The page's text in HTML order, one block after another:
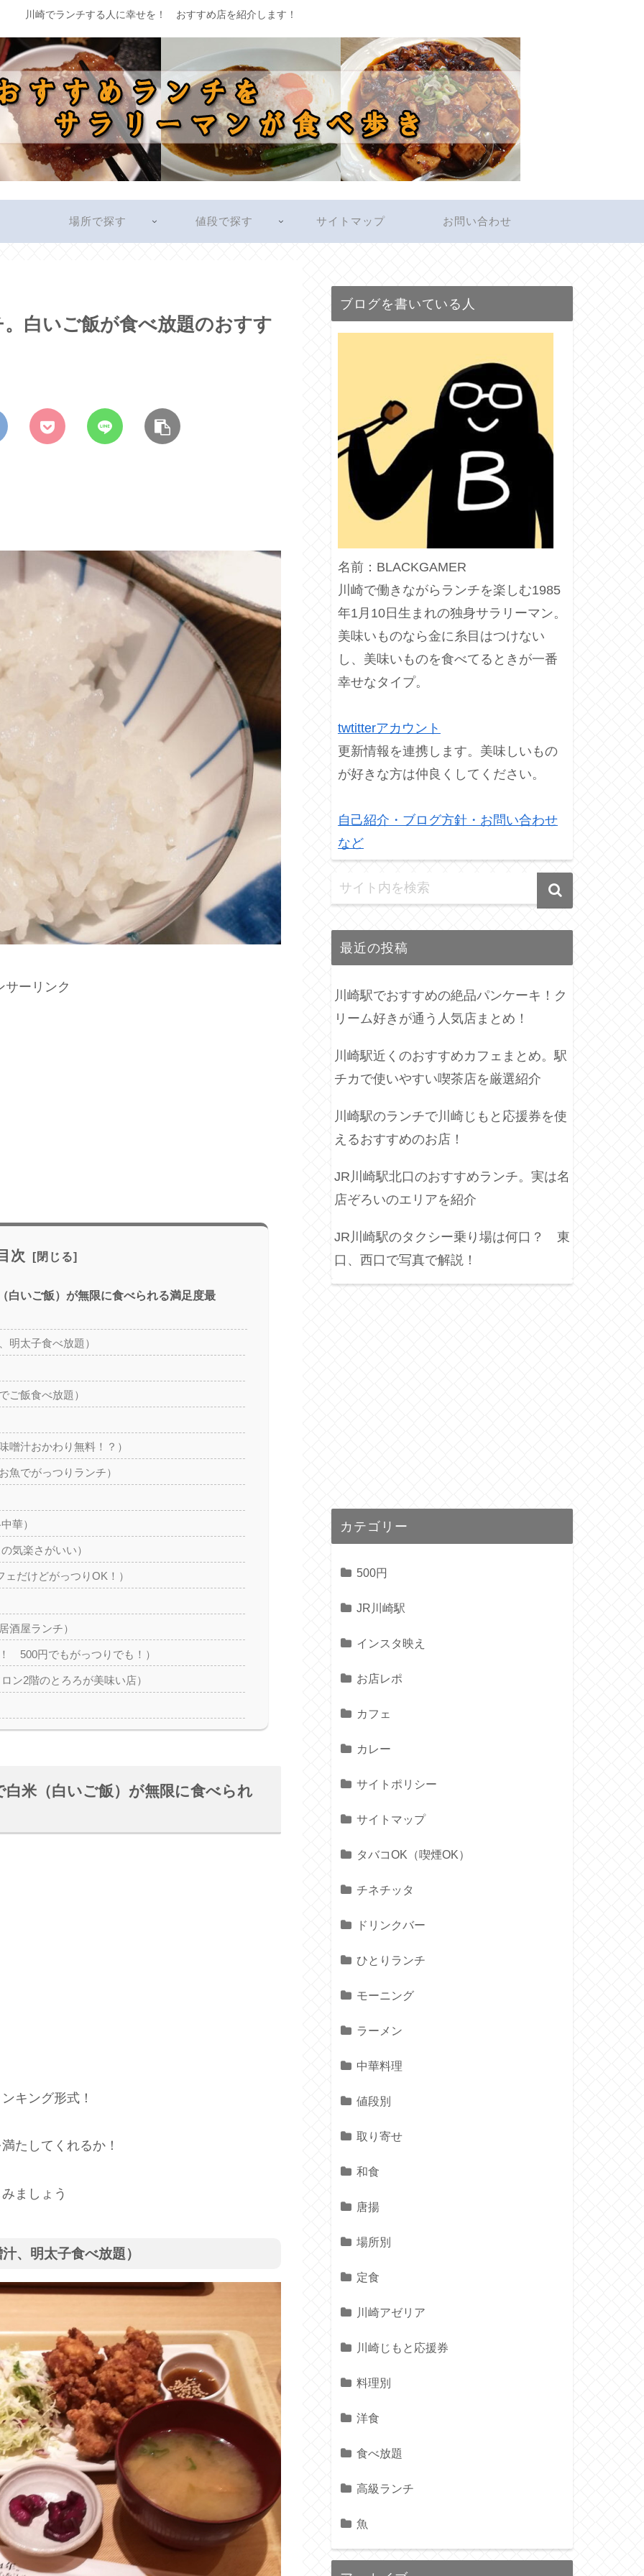
川崎でランチする人に幸せを！ おすすめ店を紹介します！
場所で探す 値段で探す サイトマップ お問い合わせ
白いご飯が食べ放題のおすす
サーリンク
次
白いご飯）が無限に食べられる満足度最
明太子食べ放題）
ご飯食べ放題）
噌汁おかわり無料！？）
魚でがっつりランチ）
華）
気楽さがいい）
だけどがっつりOK！）
酒屋ランチ）
500円でもがっつりでも！）
ン2階のとろろが美味い店）
米（白いご飯）が無限に食べられ
キング形式！
たしてくれるか！
ましょう
、明太子食べ放題）
ブログを書いている人
名前：BLACKGAMER
川崎で働きながらランチを楽しむ1985
年1月10日生まれの独身サラリーマン。
美味いものなら金に糸目はつけない
し、美味いものを食べてるときが一番
幸せなタイプ。
twtitterアカウント
更新情報を連携します。美味しいもの
が好きな方は仲良くしてください。
自己紹介・ブログ方針・お問い合わせ
など
最近の投稿
川崎駅でおすすめの絶品パンケーキ！ク
リーム好きが通う人気店まとめ！
川崎駅近くのおすすめカフェまとめ。駅
チカで使いやすい喫茶店を厳選紹介
川崎駅のランチで川崎じもと応援券を使
えるおすすめのお店！
JR川崎駅北口のおすすめランチ。実は名
店ぞろいのエリアを紹介
JR川崎駅のタクシー乗り場は何口？ 東
口、西口で写真で解説！
カテゴリー
500円
JR川崎駅
インスタ映え
お店レポ
カフェ
カレー
サイトポリシー
サイトマップ
タバコOK（喫煙OK）
チネチッタ
ドリンクバー
ひとりランチ
モーニング
ラーメン
中華料理
値段別
取り寄せ
和食
唐揚
場所別
定食
川崎アゼリア
川崎じもと応援券
料理別
洋食
食べ放題
高級ランチ
魚